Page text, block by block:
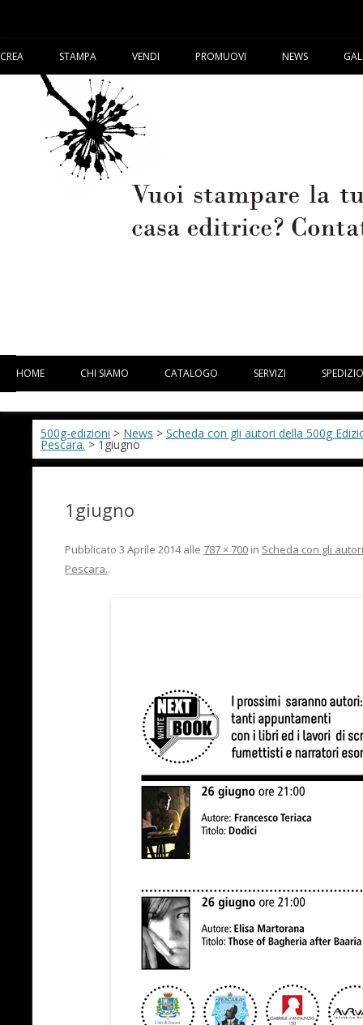
CREA STAMPA VENDI PROMUOVI NEWS
HOME CHI SIAMO CATALOGO SERVIZI
500g-edizioni > News > Scheda con gli autori della 500g
Pescara. > 1giugno
1giugno
Pubblicato 3 Aprile 2014alle 787 × 700 in Scheda con gli
Pescara..